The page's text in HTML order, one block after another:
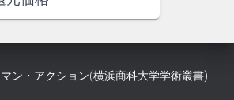
¥7,800
し
は
で
ン・アクション(横浜商科大学学術叢書)